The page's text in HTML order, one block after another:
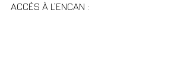
ACCÈS À L’ENCAN :